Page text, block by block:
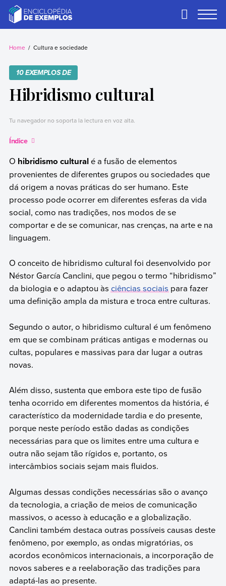
contentExemplos
Precisa de
temos.
Primary
Home Cultura e sociedade
10 EXEMPLOS DE
Hibridismo cultural
Tu navegador no soporta la lectura en voz alta.
Índice
O hibridismo culturalé a fusão de elementos
provenientes de diferentes grupos ou sociedades que
dá origem a novas práticas do ser humano. Este
processo pode ocorrer em diferentes esferas da vida
social, como nas tradições, nos modos de se
comportar e de se comunicar, nas crenças, na arte e na
linguagem.
O conceito de hibridismo cultural foi desenvolvido por
Néstor García Canclini, que pegou o termo “hibridismo”
da biologia e o adaptou àsciências sociaispara fazer
uma definição ampla da mistura e troca entre culturas.
Segundo o autor, o hibridismo cultural é um fenômeno
em que se combinam práticas antigas e modernas ou
cultas, populares e massivas para dar lugar a outras
novas.
Além disso, sustenta que embora este tipo de fusão
tenha ocorrido em diferentes momentos da história, é
característico da modernidade tardia e do presente,
porque neste período estão dadas as condições
necessárias para que os limites entre uma cultura e
outra não sejam tão rígidos e, portanto, os
intercâmbios sociais sejam mais fluidos.
Algumas dessas condições necessárias são o avanço
da tecnologia, a criação de meios de comunicação
massivos, o acesso à educação e a globalização.
Canclini também destaca outras possíveis causas deste
fenômeno, por exemplo, as ondas migratórias, os
acordos econômicos internacionais, a incorporação de
novos saberes e a reelaboração das tradições para
adaptá-las ao presente.